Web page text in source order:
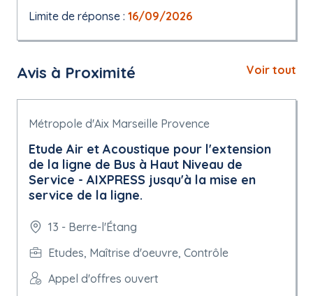
Limite de réponse : 16/09/2026
Avis à Proximité Voir tout
Métropole d'Aix Marseille Provence
Etude Air et Acoustique pour l'extension
de la ligne de Bus à Haut Niveau de
Service - AIXPRESS jusqu'à la mise en
service de la ligne.
13 - Berre-l'Étang
Etudes, Maîtrise d'oeuvre, Contrôle
Appel d'offres ouvert